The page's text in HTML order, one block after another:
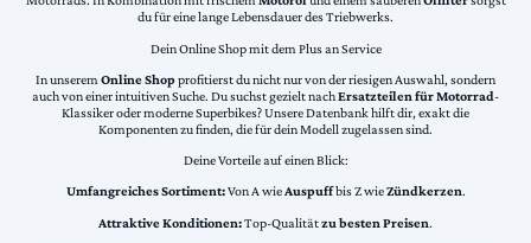
du für eine lange Lebensdauer des Triebwerks.
Dein Online Shop mit dem Plus an Service
In unserem Online Shopprofitierst du nicht nur von der riesigen Auswahl, sondern
auch von einer intuitiven Suche. Du suchst gezielt nachErsatzteilen für Motorrad-
Klassiker oder moderne Superbikes? Unsere Datenbank hilft dir, exakt die
Komponenten zu finden, die für dein Modell zugelassen sind.
Deine Vorteile auf einen Blick:
Umfangreiches Sortiment:Von A wieAuspuffbis Z wieZündkerzen.
Attraktive Konditionen:Top-Qualitätzu besten Preisen.